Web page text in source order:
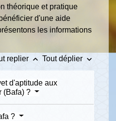
théorique et pratique
d'une aide
les informations
replier keyboard_arrow_up Tout déplier keyboard_arrow_down
d'aptitude aux
(Bafa) ?
?